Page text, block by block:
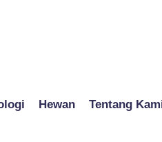
Hewan Tentang